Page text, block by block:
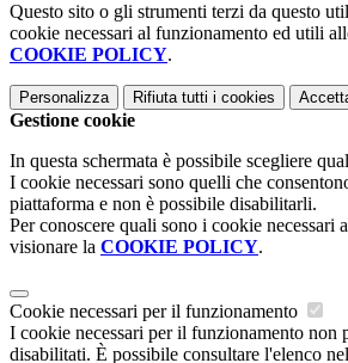
Questo sito o gli strumenti terzi da questo
cookie necessari al funzionamento ed utili
COOKIE POLICY.
Personalizza Rifiuta tutti i cookies
Gestione cookie
In questa schermata è possibile scegliere
I cookie necessari sono quelli che
piattaforma e non è possibile disabilitarli.
Per conoscere quali sono i cookie necessari
visionare la COOKIE POLICY.
Cookie necessari per il funzionamento
I cookie necessari per il funzionamento non
disabilitati. È possibile consultare l'elenco